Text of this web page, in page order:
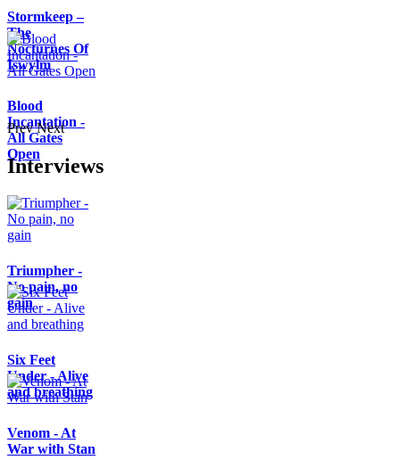
Stormkeep –
The
Nocturnes Of
Iswylm
Blood
Incantation -
All Gates
Open
Prev Next
Interviews
Triumpher -
No pain, no
gain
Six Feet
Under - Alive
and breathing
Venom - At
War with Stan